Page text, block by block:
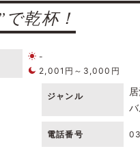
乾杯！
-
2,001円～3,000円
ジャンル
電話番号